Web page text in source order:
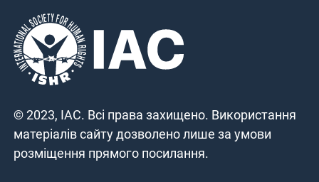
© 2023, IAC. Всі права захищено. Використання
матеріалів сайту дозволено лише за умови
розміщення прямого посилання.